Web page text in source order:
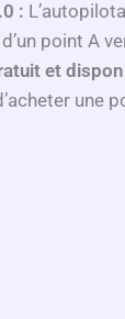
:
point A
et
une